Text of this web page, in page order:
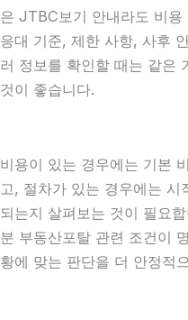
은 JTBC보기 안내라도 비
응대 기준, 제한 사항, 사후
러 정보를 확인할 때는 같은
것이 좋습니다.
비용이 있는 경우에는 기본
고, 절차가 있는 경우에는 시
되는지 살펴보는 것이 필요
분 부동산포탈 관련 조건이
황에 맞는 판단을 더 안정적